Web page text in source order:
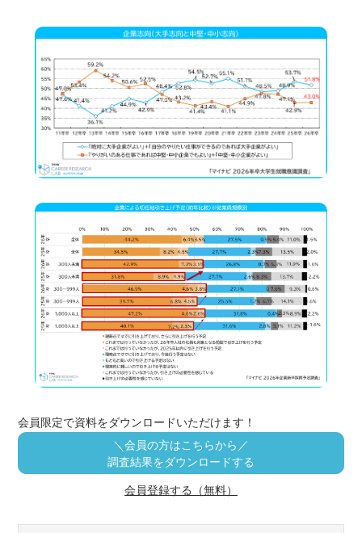
会員限定で資料をダウンロードいただけます！
＼会員の方はこちらから／
調査結果をダウンロードする
会員登録する（無料）